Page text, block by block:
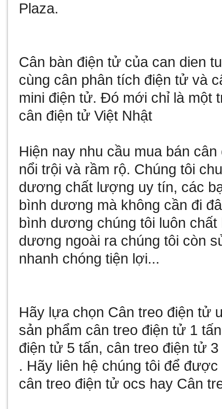
Plaza.
Cân bàn điện tử của can dien tu
cùng cân phân tích điện tử và
mini điện tử. Đó mới chỉ là một
cân điện tử Việt Nhật
Hiện nay nhu cầu mua bán
nổi trội và rầm rộ. Chúng tôi
dương chất lượng uy tín, các
bình dương mà không cần đi
bình dương chúng tôi luôn
dương ngoài ra chúng tôi còn
nhanh chóng tiện lợi...
Hãy lựa chọn Cân treo điện tử
sản phẩm cân treo điện tử 1 tấn
điện tử 5 tấn, cân treo điện tử 3
. Hãy liên hệ chúng tôi để
cân treo điện tử ocs hay Cân